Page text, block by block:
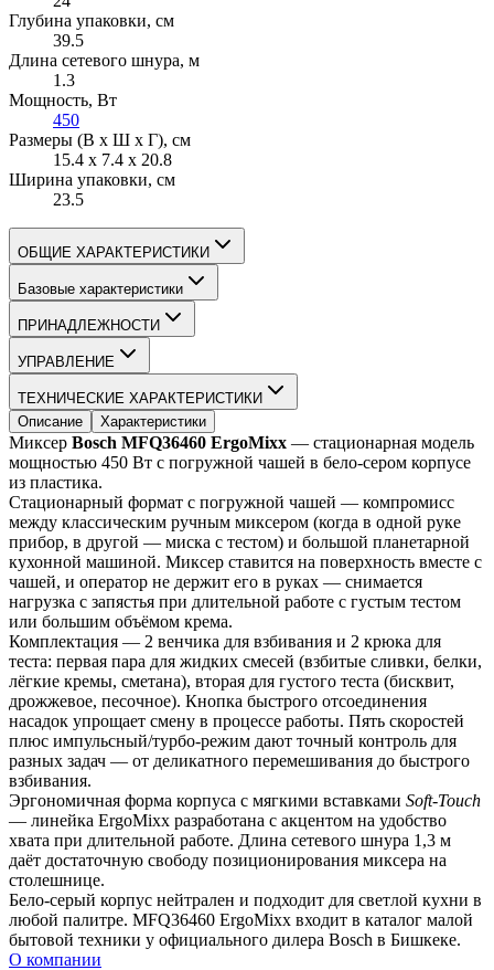
Глубина упаковки, см
39.5
Длина сетевого шнура, м
1.3
Мощность, Вт
450
Размеры (В х Ш х Г), см
15.4 х 7.4 х 20.8
Ширина упаковки, см
23.5
ОБЩИЕ ХАРАКТЕРИСТИКИ
Базовые характеристики
ПРИНАДЛЕЖНОСТИ
УПРАВЛЕНИЕ
ТЕХНИЧЕСКИЕ ХАРАКТЕРИСТИКИ
Описание
Характеристики
Миксер Bosch MFQ36460 ErgoMixx — стационарная модель
мощностью 450 Вт с погружной чашей в бело-сером корпусе
из пластика.
Стационарный формат с погружной чашей — компромисс
между классическим ручным миксером (когда в одной руке
прибор, в другой — миска с тестом) и большой планетарной
кухонной машиной. Миксер ставится на поверхность вместе с
чашей, и оператор не держит его в руках — снимается
нагрузка с запястья при длительной работе с густым тестом
или большим объёмом крема.
Комплектация — 2 венчика для взбивания и 2 крюка для
теста: первая пара для жидких смесей (взбитые сливки, белки,
лёгкие кремы, сметана), вторая для густого теста (бисквит,
дрожжевое, песочное). Кнопка быстрого отсоединения
насадок упрощает смену в процессе работы. Пять скоростей
плюс импульсный/турбо-режим дают точный контроль для
разных задач — от деликатного перемешивания до быстрого
взбивания.
Эргономичная форма корпуса с мягкими вставками Soft-Touch
— линейка ErgoMixx разработана с акцентом на удобство
хвата при длительной работе. Длина сетевого шнура 1,3 м
даёт достаточную свободу позиционирования миксера на
столешнице.
Бело-серый корпус нейтрален и подходит для светлой кухни в
любой палитре. MFQ36460 ErgoMixx входит в каталог малой
бытовой техники у официального дилера Bosch в Бишкеке.
О компании